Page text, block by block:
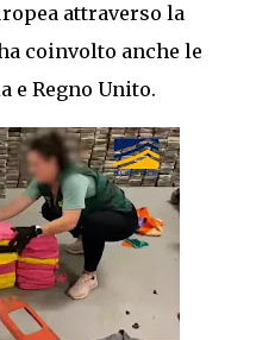
attraverso la
coinvolto anche le
e Regno Unito.